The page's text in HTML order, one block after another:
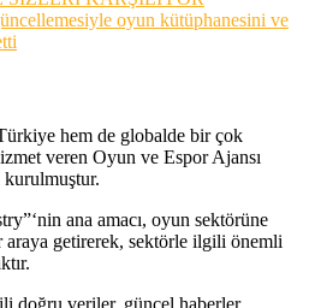
oyun kütüphanesini ve
hem de globalde bir çok
veren Oyun ve Espor Ajansı
ana amacı, oyun sektörüne
araya getirerek, sektörle ilgili önemli